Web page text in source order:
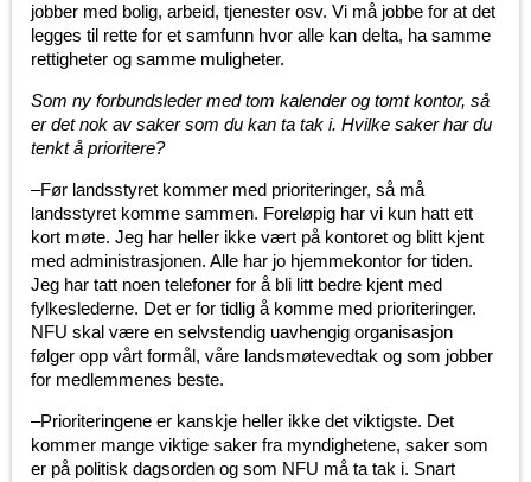
jobber med bolig, arbeid, tjenester osv. Vi må jobbe for at det
legges til rette for et samfunn hvor alle kan delta, ha samme
rettigheter og samme muligheter.
Som ny forbundsleder med tom kalender og tomt kontor, så
er det nok av saker som du kan ta tak i. Hvilke saker har du
tenkt å prioritere?
–Før landsstyret kommer med prioriteringer, så må
landsstyret komme sammen. Foreløpig har vi kun hatt ett
kort møte. Jeg har heller ikke vært på kontoret og blitt kjent
med administrasjonen. Alle har jo hjemmekontor for tiden.
Jeg har tatt noen telefoner for å bli litt bedre kjent med
fylkeslederne. Det er for tidlig å komme med prioriteringer.
NFU skal være en selvstendig uavhengig organisasjon
følger opp vårt formål, våre landsmøtevedtak og som jobber
for medlemmenes beste.
–Prioriteringene er kanskje heller ikke det viktigste. Det
kommer mange viktige saker fra myndighetene, saker som
er på politisk dagsorden og som NFU må ta tak i. Snart